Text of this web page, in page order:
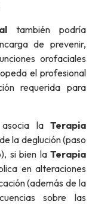
también podría
de prevenir,
orofaciales
el profesional
requerida para
la Terapia
la deglución (paso
si bien la Terapia
en alteraciones
(además de la
sobre las